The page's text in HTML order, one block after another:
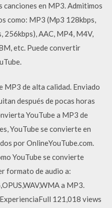
en MP3. Admitimos
como: MP3 (Mp3 128kbps,
256kbps), AAC, MP4, M4V,
etc. Puede convertir
MP3 de alta calidad. Enviado
después de pocas horas
YouTube a MP3 de
YouTube se convierte en
por OnlineYouTube.com.
YouTube se convierte
formato de audio a:
a MP3.
121,018 views